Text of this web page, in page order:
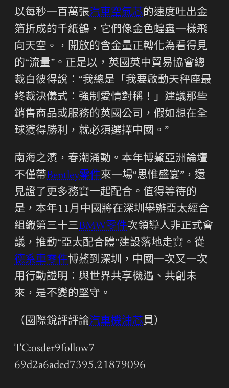
以每秒一百萬張汽車空氣芯的速度吐出金
箔折成的千紙鶴，它們像金色蝗蟲一樣飛
向天空。，開放的含金量正轉化為看得見
的“流量”。正是以，英國英中貿易協會總
裁白彼得說：“我總是「我要啟動天秤座最
終裁決儀式：強制愛情對稱！」建議那些
銷售商品或服務的英國公司，假如想在全
球獲得勝利，就必須選擇中國。”
南海之濱，春潮涌動。本年博鰲亞洲論壇
不僅帶Bentley零件來一場“思惟盛宴”，還
見證了更多務實一起配合。值得等待的
是，本年11月中國將在深圳舉辦亞太經合
組織第三十三BMW零件次領導人非正式會
議，推動“亞太配合體”建設落地走實。從
德系車零件博鰲到深圳，中國一次又一次
用行動證明：與世界共享機遇、共創未
來，是不變的堅守。
（國際銳評評論汽車機油芯員）
TC:osder9follow7
69d2a6aded7395.21879096